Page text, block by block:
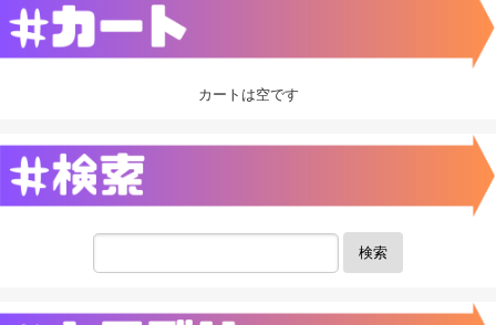
カートは空です
検索